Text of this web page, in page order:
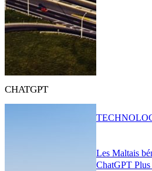
CHATGPT
Les Maltais
ChatGPT